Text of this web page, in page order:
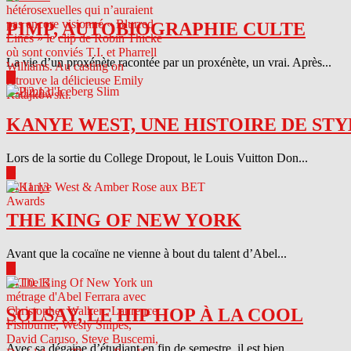
PIMP, AUTOBIOGRAPHIE CULTE
La vie d’un proxénète racontée par un proxénète, un vrai. Après...
04.12.13
KANYE WEST, UNE HISTOIRE DE
Lors de la sortie du College Dropout, le Louis Vuitton Don...
04.11.13
THE KING OF NEW YORK
Avant que la cocaïne ne vienne à bout du talent d’Abel...
04.10.13
SOLSAY, LE HIP HOP À LA COOL